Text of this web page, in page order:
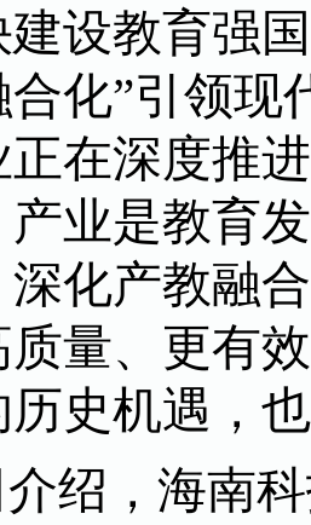
设教育强
化”引领现
在深度推
业是教育
深化产教融
质量、更有
史机遇，
绍，海南